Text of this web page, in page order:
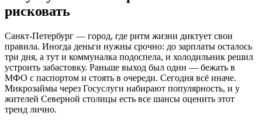
рисковать
Санкт-Петербург — город, где ритм жизни диктует свои
правила. Иногда деньги нужны срочно: до зарплаты осталось
три дня, а тут и коммуналка подоспела, и холодильник решил
устроить забастовку. Раньше выход был один — бежать в
МФО с паспортом и стоять в очереди. Сегодня всё иначе.
Микрозаймы через Госуслуги набирают популярность, и у
жителей Северной столицы есть все шансы оценить этот
тренд лично.